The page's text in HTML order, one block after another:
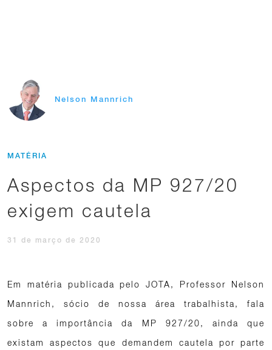
Nelson Mannrich
MATÉRIA
Aspectos da MP 927/20
exigem cautela
31 de março de 2020
Em matéria publicada pelo JOTA, Professor Nelson
Mannrich, sócio de nossa área trabalhista, fala
sobre a importância da MP 927/20, ainda que
existam aspectos que demandem cautela por parte